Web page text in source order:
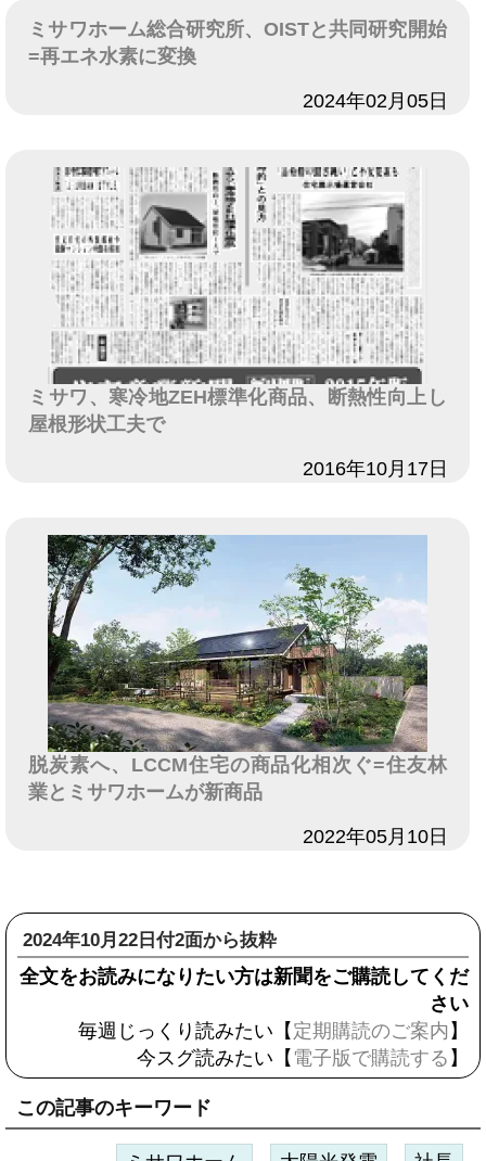
ミサワホーム総合研究所、OISTと共同研究開始
=再エネ水素に変換
2024年02月05日
ミサワ、寒冷地ZEH標準化商品、断熱性向上し
屋根形状工夫で
2016年10月17日
脱炭素へ、LCCM住宅の商品化相次ぐ=住友林
業とミサワホームが新商品
2022年05月10日
2024年10月22日付2面から抜粋
全文をお読みになりたい方は新聞をご購読してくだ
さい
毎週じっくり読みたい【 定期購読のご案内 】
今スグ読みたい【 電子版で購読する 】
この記事のキーワード